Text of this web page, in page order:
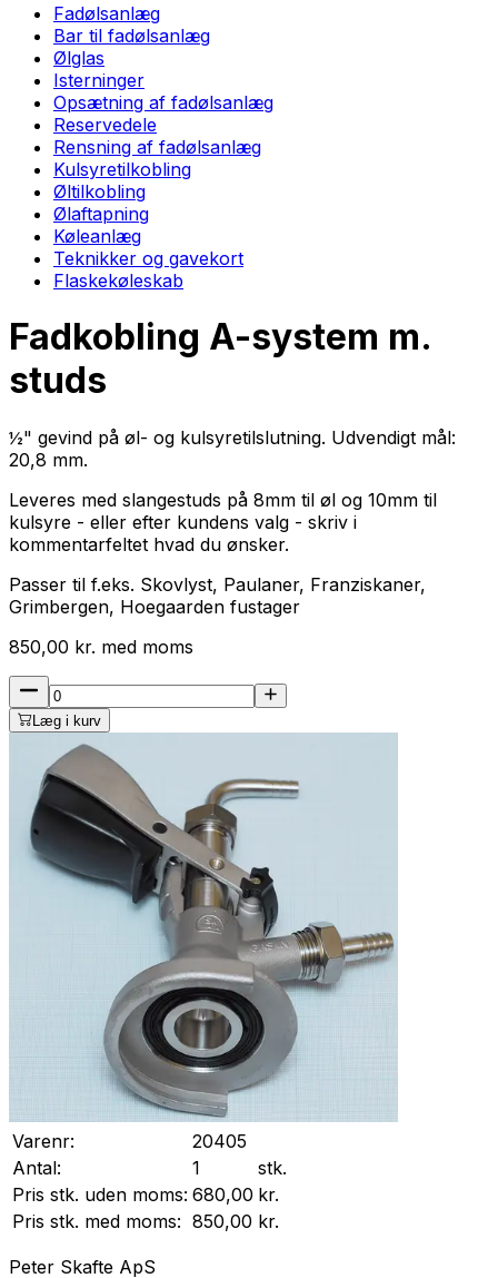
Fadølsanlæg
Bar til fadølsanlæg
Ølglas
Isterninger
Opsætning af fadølsanlæg
Reservedele
Rensning af fadølsanlæg
Kulsyretilkobling
Øltilkobling
Ølaftapning
Køleanlæg
Teknikker og gavekort
Flaskekøleskab
Fadkobling A-system m.
studs
½" gevind på øl- og kulsyretilslutning. Udvendigt mål:
20,8 mm.
Leveres med slangestuds på 8mm til øl og 10mm til
kulsyre - eller efter kundens valg - skriv i
kommentarfeltet hvad du ønsker.
Passer til f.eks. Skovlyst, Paulaner, Franziskaner,
Grimbergen, Hoegaarden fustager
850,00 kr. med moms
Læg i kurv
Varenr:
20405
Antal:
1
stk.
Pris stk. uden moms: 680,00 kr.
Pris stk. med moms: 850,00 kr.
Peter Skafte ApS